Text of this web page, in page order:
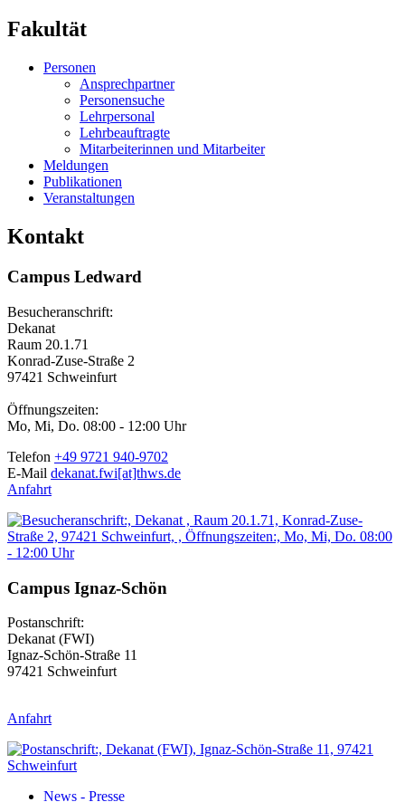
Fakultät
Personen
Ansprechpartner
Personensuche
Lehrpersonal
Lehrbeauftragte
Mitarbeiterinnen und Mitarbeiter
Meldungen
Publikationen
Veranstaltungen
Kontakt
Campus Ledward
Besucheranschrift:
Dekanat
Raum 20.1.71
Konrad-Zuse-Straße 2
97421 Schweinfurt
Öffnungszeiten:
Mo, Mi, Do. 08:00 - 12:00 Uhr
Telefon +49 9721 940-9702
E-Mail dekanat.fwi[at]thws.de
Anfahrt
Campus Ignaz-Schön
Postanschrift:
Dekanat (FWI)
Ignaz-Schön-Straße 11
97421 Schweinfurt
Anfahrt
News - Presse